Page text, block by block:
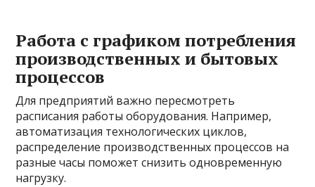
Работа с графиком потребления
производственных и бытовых
процессов
Для предприятий важно пересмотреть
расписания работы оборудования. Например,
автоматизация технологических циклов,
распределение производственных процессов на
разные часы поможет снизить одновременную
нагрузку.